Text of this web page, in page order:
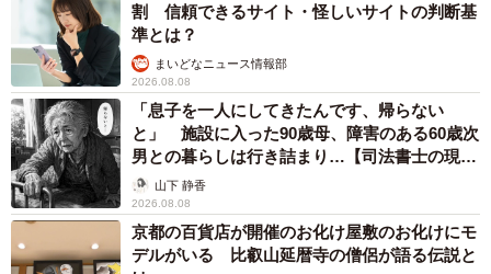
割 信頼できるサイト・怪しいサイトの判断基
準とは？
まいどなニュース情報部
2026.08.08
「息子を一人にしてきたんです、帰らない
と」 施設に入った90歳母、障害のある60歳次
男との暮らしは行き詰まり…【司法書士の現場
から】山下 静香
2026.08.08
京都の百貨店が開催のお化け屋敷のお化けにモ
デルがいる 比叡山延暦寺の僧侶が語る伝説と